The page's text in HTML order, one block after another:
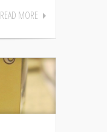
READ MORE